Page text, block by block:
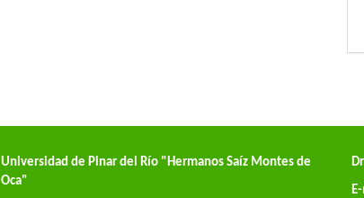
Universidad de Pinar del Río "Hermanos Saíz Montes de
Oca"